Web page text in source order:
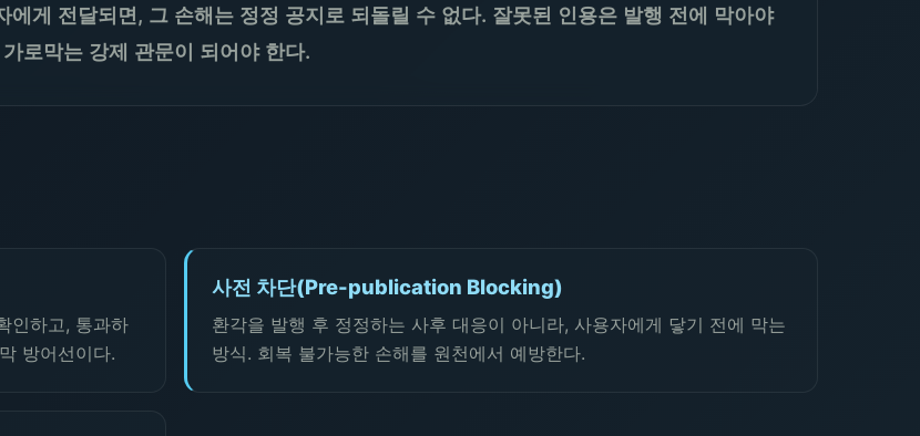
게 전달되면, 그 손해는 정정 공지로 되돌릴 수 없다. 잘못된 인용은 발행 전에 막아야
로막는 강제 관문이 되어야 한다.
인하고, 통과하
방어선이다.
사전 차단(Pre-publication Blocking)
환각을 발행 후 정정하는 사후 대응이 아니라, 사용자에게 닿기 전에 막는
방식. 회복 불가능한 손해를 원천에서 예방한다.